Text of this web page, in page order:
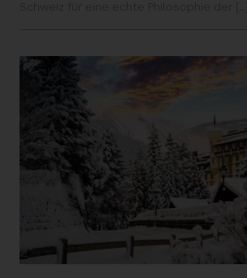
Schweiz für eine echte Philosophie der [...]